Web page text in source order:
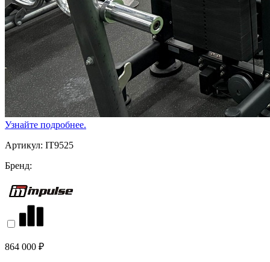
Узнайте подробнее.
Артикул: IT9525
Бренд:
864 000 ₽